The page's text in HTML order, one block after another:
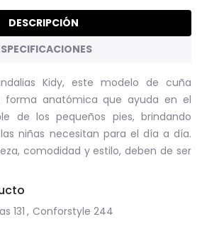
DESCRIPCIÓN
Kidy, este modelo de cuña
forma anatómica que ayuda en el
de los pequeños pies, brindando
niñas necesitan para el día a día.
comodidad y estilo, deben de ser
131 , Conforstyle 244